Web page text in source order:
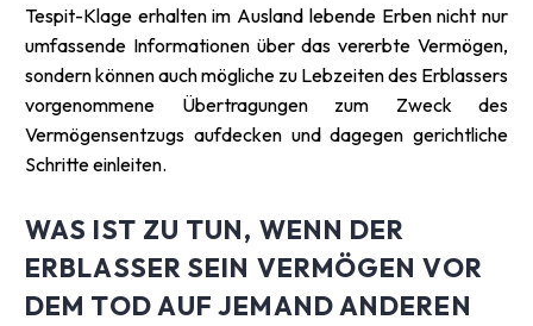
Tespit-Klage erhalten im Ausland lebende Erben nicht nur
umfassende Informationen über das vererbte Vermögen,
sondern können auch mögliche zu Lebzeiten des Erblassers
vorgenommene Übertragungen zum Zweck des
Vermögensentzugs aufdecken und dagegen gerichtliche
Schritte einleiten.
WAS IST ZU TUN, WENN DER
ERBLASSER SEIN VERMÖGEN VOR
DEM TOD AUF JEMAND ANDEREN